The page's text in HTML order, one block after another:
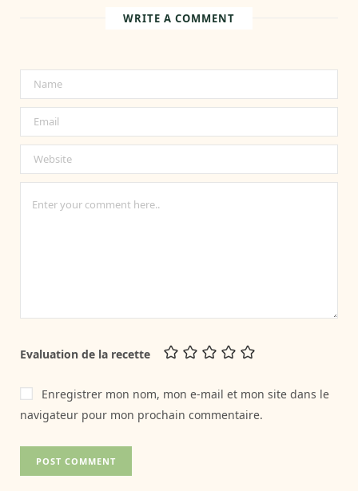
WRITE A COMMENT
Evaluation de la recette
Enregistrer mon nom, mon e-mail et mon site dans le
navigateur pour mon prochain commentaire.